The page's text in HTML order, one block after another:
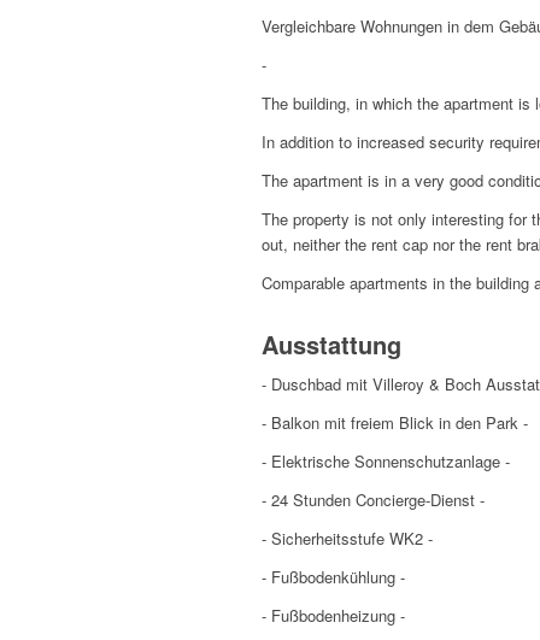
Vergleichbare Wohnungen in dem
-
The building, in which the apartment
In addition to increased security
The apartment is in a very good
The property is not only interesting for
out, neither the rent cap nor the rent
Comparable apartments in the building
Ausstattung
- Duschbad mit Villeroy & Boch
- Balkon mit freiem Blick in den Park -
- Elektrische Sonnenschutzanlage -
- 24 Stunden Concierge-Dienst -
- Sicherheitsstufe WK2 -
- Fußbodenkühlung -
- Fußbodenheizung -